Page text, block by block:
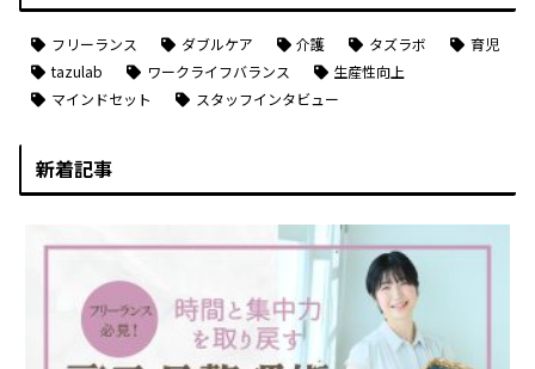
フリーランス ダブルケア 介護 タズラボ
育児
tazulab
ワークライフバランス
生産性向上
マインドセット
スタッフインタビュー
新着記事